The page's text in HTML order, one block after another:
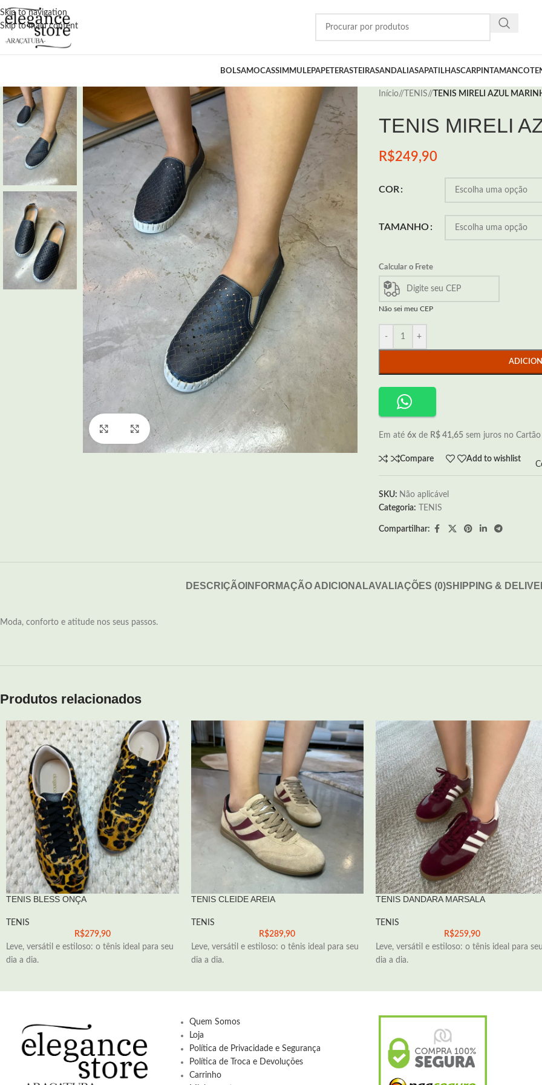
Skip to navigation
Skip to main content
BOLSAMOCASSIM MULEPAPETERASTEIRASANDALIASAPATILHASCARPINTAMANCO
Click to enlarge
Início/ TENIS/ TENIS MIRELI AZUL
TENIS MIRELI
R$249,90
COR
TAMANHO
Calcular o Frete
Não sei meu CEP
- +
Em até 6xde R$ 41,65sem juros no Cartão
Compare Add to wishlist
SKU: Não aplicável
Categoria:
TENIS
Compartilhar:
DESCRIÇÃO INFORMAÇÃO ADICIONALAVALIAÇÕES (0)SHIPPING &
Moda, conforto e atitude nos seus passos.
Produtos relacionados
TENIS BLESS ONÇA
TENIS
R$279,90
Leve, versátil e estiloso: o tênis ideal para seu
dia a dia.
TENIS CLEIDE AREIA
TENIS
R$289,90
Leve, versátil e estiloso: o tênis ideal para seu
dia a dia.
TENIS DANDARA MARSALA
TENIS
R$259,90
Leve, versátil e estiloso: o tênis ideal para
dia a dia.
Quem Somos
Loja
Política de Privacidade e Segurança
Política de Troca e Devoluções
Carrinho